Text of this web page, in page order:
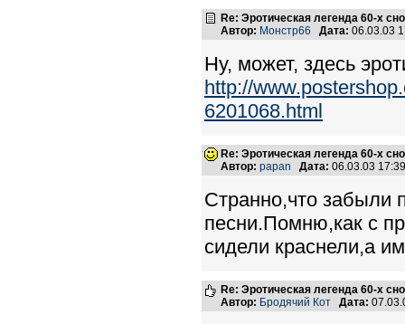
Re: Эротическая легенда 60-х
Автор: Монстр66 Дата: 06.03.03
Ну, может, здесь
http://
6201068.html
Re: Эротическая легенда 60-х
Автор: papan Дата: 06.03.03
Странно,что забыли
песни.Помню,как с
сидели краснели,а
Re: Эротическая легенда 60-х
Автор: Бродячий Кот Дата: